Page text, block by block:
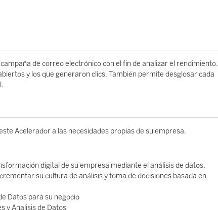
de correo electrónico con el fin de analizar el rendimiento.
y los que generaron clics. También permite desglosar cada
Acelerador a las necesidades propias de su empresa.
digital de su empresa mediante el análisis de datos.
su cultura de análisis y toma de decisiones basada en
Datos para su negocio
y Analisis de Datos